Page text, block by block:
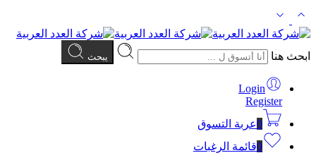
ابحث هنا يبحث
Login
Register
0عربة التسوق
0قائمة الرغبات